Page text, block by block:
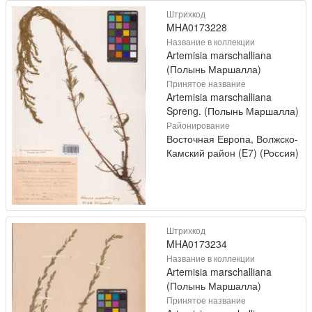
Штрихкод
MHA0173228
Название в коллекции
Artemisia marschalliana
(Полынь Маршалла)
Принятое название
Artemisia marschalliana
Spreng. (Полынь Маршалла)
Районирование
Восточная Европа, Волжско-
Камский район (E7) (Россия)
Штрихкод
MHA0173234
Название в коллекции
Artemisia marschalliana
(Полынь Маршалла)
Принятое название